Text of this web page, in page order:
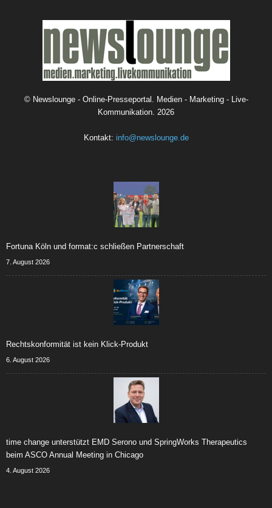
© Newslounge - Online-Presseportal. Medien - Marketing - Live-
Kommunikation. 2026
Kontakt: info@newslounge.de
Fortuna Köln und format:c schließen Partnerschaft
7. August 2026
Rechtskonformität ist kein Klick-Produkt
6. August 2026
time change unterstützt EMD Serono und SpringWorks Therapeutics
beim ASCO Annual Meeting in Chicago
4. August 2026